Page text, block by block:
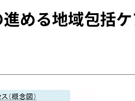
める地域包括